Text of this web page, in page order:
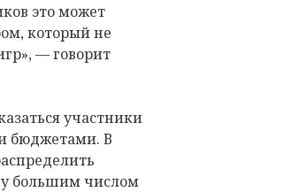
это может
который не
— говорит
участники
бюджетами. В
большим числом